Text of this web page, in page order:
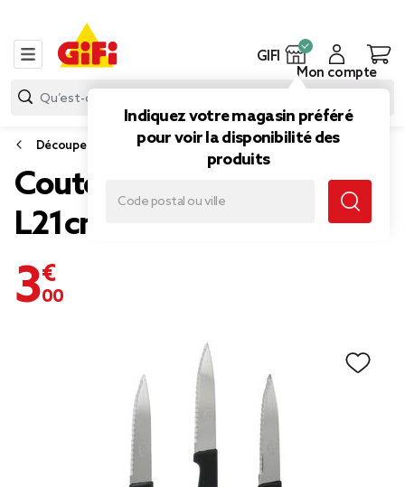
GIFI
Indiquez votre magasin préféré
pour voir la disponibilité des
produits
Mon compte
Découpe
Couteau office Pradel
L21cm x3
3,00 €